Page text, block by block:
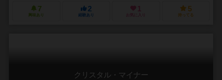
7
興味あり
2
経験あり
1
お気に入り
5
持ってる
クリスタル・マイナー